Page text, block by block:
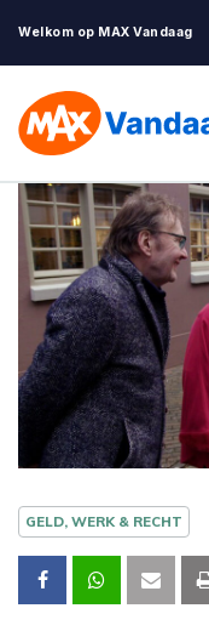
Welkom op MAX Vandaag
GELD, WERK & RECHT